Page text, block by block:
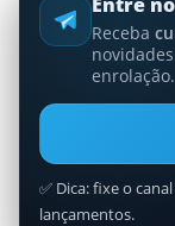
Receba
enrolação.
✅ Dica: fixe o
lançamentos.